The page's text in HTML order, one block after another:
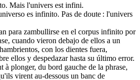
. Mais l'univers est infini.
es infinito. Pas de doute : l'univers
para zambullirse en el corpus infinito por
cuando vieron debajo de ellos a un
con los dientes fuera,
ellos y despedazar hasta su último error.
à plonger, du bord gauche de la phrase,
virent au-dessous un banc de